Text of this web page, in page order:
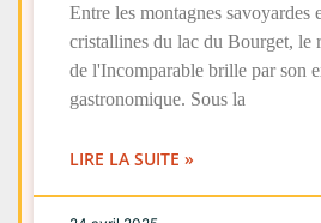
Entre les montagnes savoyardes
cristallines du lac du Bourget, le
de l'Incomparable brille par son
gastronomique. Sous la
LIRE LA SUITE »